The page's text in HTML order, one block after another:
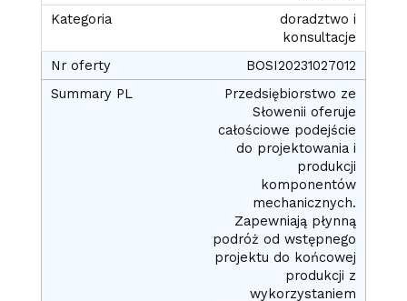
doradztwo i
konsultacje
BOSI20231027012
Przedsiębiorstwo ze
Słowenii oferuje
całościowe podejście
do projektowania i
produkcji
komponentów
mechanicznych.
Zapewniają płynną
podróż od wstępnego
projektu do końcowej
produkcji z
wykorzystaniem